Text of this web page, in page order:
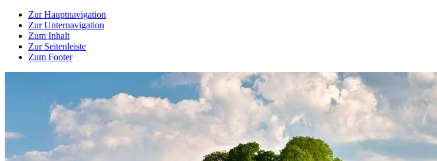
Zur Hauptnavigation
Zur Unternavigation
Zum Inhalt
Zur Seitenleiste
Zum Footer